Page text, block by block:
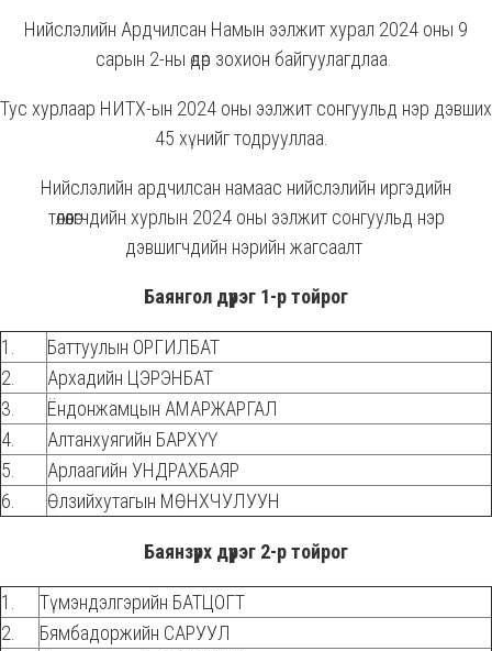
Нийслэлийн Ардчилсан Намын ээлжит хурал 2024 оны 9
сарын 2-ны өдөр зохион байгуулагдлаа.
Тус хурлаар НИТХ-ын 2024 оны ээлжит сонгуульд нэр дэвших
45 хүнийг тодрууллаа.
Нийслэлийн ардчилсан намаас нийслэлийн иргэдийн
төлөөлөгчдийн хурлын 2024 оны ээлжит сонгуульд нэр
дэвшигчдийн нэрийн жагсаалт
Баянгол дүүрэг 1-р тойрог
1.
Баттуулын ОРГИЛБАТ
2.
Архадийн ЦЭРЭНБАТ
3.
Ёндонжамцын АМАРЖАРГАЛ
4.
Алтанхуягийн БАРХҮҮ
5.
Арлаагийн УНДРАХБАЯР
6.
Өлзийхутагын МӨНХЧУЛУУН
Баянзүрх дүүрэг 2-р тойрог
1.
Түмэндэлгэрийн БАТЦОГТ
2.
Бямбадоржийн САРУУЛ